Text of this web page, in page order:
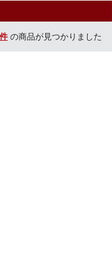
の商品が見つかりました